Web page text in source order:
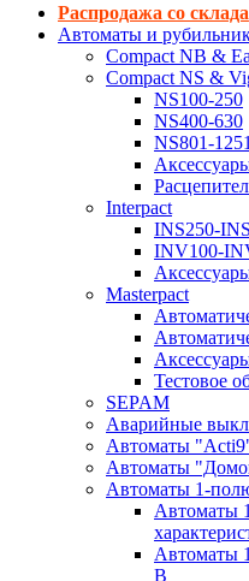
Распродажа со склада
Автоматы и
Compact NB &
Compact NS &
NS100-250
NS400-630
NS801-1251
Interpact
INS250-
INV100-
Masterpact
Тестовое
SEPAM
Аварийные
Автоматы
Автоматы
Автоматы 1-
Автоматы
Автоматы
B